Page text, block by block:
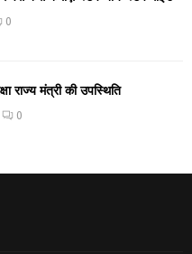
0
राज्य मंत्री की उपस्थिति
0